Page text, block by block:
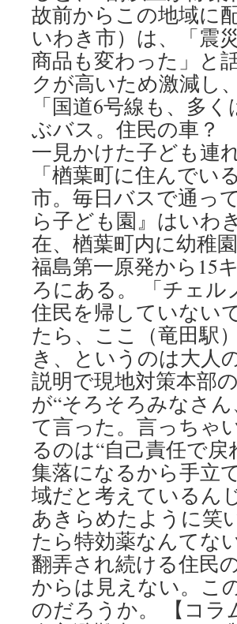
故前からこの地域に
いわき市）は、「震
商品も変わった」と
クが高いため激減し
「国道6号線も、多
ぶバス。住民の車？
一見かけた子ども連
「楢葉町に住んでい
市。毎日バスで通っ
ら子ども園』はいわ
在、楢葉町内に幼稚
福島第一原発から15
ろにある。 「チェ
住民を帰していない
たら、ここ（竜田駅
き、というのは大人
説明で現地対策本部
が“そろそろみなさ
て言った。言っちゃ
るのは“自己責任で
集落になるから手立
域だと考えているん
あきらめたように笑
たら特効薬なんてな
翻弄され続ける住民
からは見えない。こ
のだろうか。 【コラ